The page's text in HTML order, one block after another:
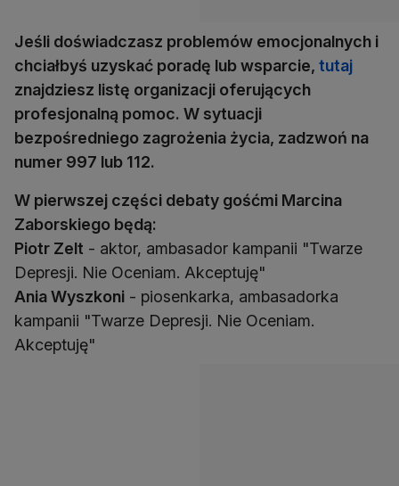
Jeśli doświadczasz problemów emocjonalnych i
chciałbyś uzyskać poradę lub wsparcie, tutaj
znajdziesz listę organizacji oferujących
profesjonalną pomoc. W sytuacji
bezpośredniego zagrożenia życia, zadzwoń na
numer 997 lub 112.
W pierwszej części debaty gośćmi Marcina
Zaborskiego będą:
Piotr Zelt - aktor, ambasador kampanii "Twarze
Ania Wyszkoni - piosenkarka, ambasadorka
kampanii "Twarze Depresji. Nie Oceniam.
Akceptuję"